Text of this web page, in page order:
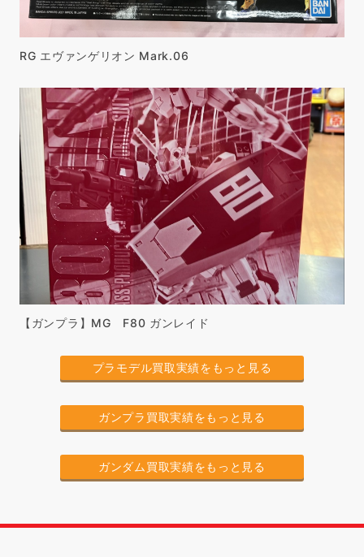
RG エヴァンゲリオン Mark.06
【ガンプラ】MG F80 ガンレイド
プラモデル買取実績をもっと見る
ガンプラ買取実績をもっと見る
ガンダム買取実績をもっと見る